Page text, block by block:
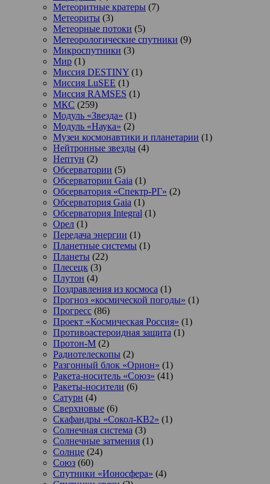
Метеоритные кратеры (7)
Метеориты (3)
Метеорные потоки (5)
Метеорологические спутники (9)
Микроспутники (3)
Мир (1)
Миссия DESTINY (1)
Миссия LuSEE (1)
Миссия RAMSES (1)
МКС (259)
Модуль «Звезда» (1)
Модуль «Наука» (2)
Музеи космонавтики и планетарии (1)
Нейтронные звезды (4)
Нептун (2)
Обсерватории (5)
Обсерватории Gaia (1)
Обсерватория «Спектр-РГ» (2)
Обсерватория Gaia (1)
Обсерватория Integral (1)
Орел (1)
Передача энергии (1)
Планетные системы (1)
Планеты (22)
Плесецк (3)
Плутон (4)
Поздравления из космоса (1)
Прогноз «космической погоды» (1)
Прогресс (86)
Проект «Космическая Россия» (1)
Противоастероидная защита (1)
Протон-М (2)
Радиотелескопы (2)
Разгонный блок «Орион» (1)
Ракета-носитель «Союз» (41)
Ракеты-носители (6)
Сатурн (4)
Сверхновые (6)
Скафандры «Сокол-КВ2» (1)
Солнечная система (3)
Солнечные затмения (1)
Солнце (24)
Союз (60)
Спутники «Ионосфера» (4)